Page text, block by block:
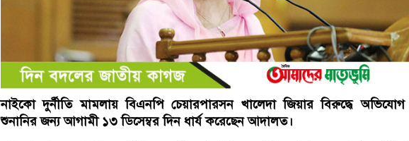
নাইকো দুর্নীতি মামলায় বিএনপি চেয়ারপারসন খালেদা জিয়ার বিরুদ্ধে
শুনানির জন্য আগামী ১৩ ডিসেম্বর দিন ধার্য করেছেন আদালত।